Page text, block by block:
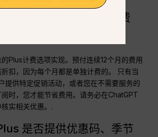
支付ChatGPT Plus的费
？
Plus计费选项实现。预付连续12个月的费用
扣，因为每个月都是单独计费的。 只有当
提供特定促销活动，或者您在不需要服务的
时，您才能节省费用。请务必在ChatGPT
实相关优惠。.
是否提供优惠码、季节